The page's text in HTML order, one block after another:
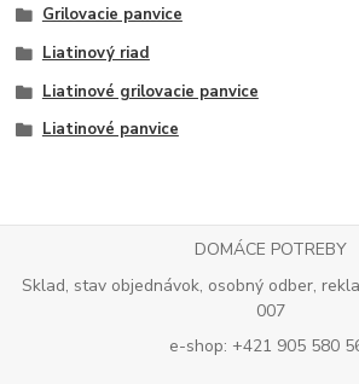
Grilovacie panvice
Liatinový riad
Liatinové grilovacie panvice
Liatinové panvice
DOMÁCE POTREBY
Sklad, stav objednávok, osobný odber,
007
e-shop: +421 905 580